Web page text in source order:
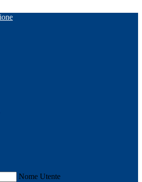
Nome Utente